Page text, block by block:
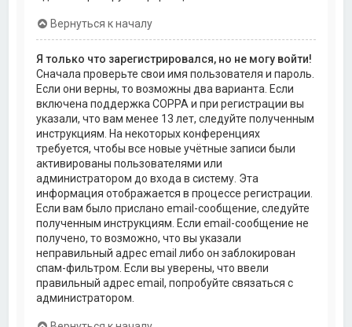
Вернуться к началу
Я только что зарегистрировался, но не могу войти!
Сначала проверьте свои имя пользователя и пароль.
Если они верны, то возможны два варианта. Если
включена поддержка COPPA и при регистрации вы
указали, что вам менее 13 лет, следуйте полученным
инструкциям. На некоторых конференциях
требуется, чтобы все новые учётные записи были
активированы пользователями или
администратором до входа в систему. Эта
информация отображается в процессе регистрации.
Если вам было прислано email-сообщение, следуйте
полученным инструкциям. Если email-сообщение не
получено, то возможно, что вы указали
неправильный адрес email либо он заблокирован
спам-фильтром. Если вы уверены, что ввели
правильный адрес email, попробуйте связаться с
администратором.